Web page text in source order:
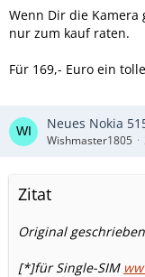
Wenn Dir die
nur zum kauf raten.
Für 169,- Euro ein
Neues Nokia
Wishmaster1805
Zitat
Original
[*]für Single-SIM